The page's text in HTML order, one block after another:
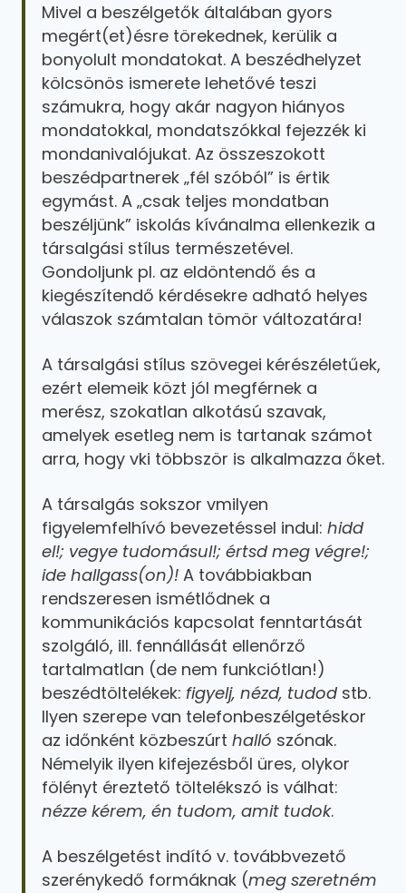
Mivel a beszélgetők általában gyors
megért(et)ésre törekednek, kerülik a
bonyolult mondatokat. A beszédhelyzet
kölcsönös ismerete lehetővé teszi
számukra, hogy akár nagyon hiányos
mondatokkal, mondatszókkal fejezzék ki
mondanivalójukat. Az összeszokott
beszédpartnerek „fél szóból” is értik
egymást. A „csak teljes mondatban
beszéljünk” iskolás kívánalma ellenkezik a
társalgási stílus természetével.
Gondoljunk pl. az eldöntendő és a
kiegészítendő kérdésekre adható helyes
válaszok számtalan tömör változatára!
A társalgási stílus szövegei kérészéletűek,
ezért elemeik közt jól megférnek a
merész, szokatlan alkotású szavak,
amelyek esetleg nem is tartanak számot
arra, hogy vki többször is alkalmazza őket.
A társalgás sokszor vmilyen
figyelemfelhívó bevezetéssel indul: hidd
el!; vegye tudomásul!; értsd meg végre!;
ide hallgass(on)! A továbbiakban
rendszeresen ismétlődnek a
kommunikációs kapcsolat fenntartását
szolgáló, ill. fennállását ellenőrző
tartalmatlan (de nem funkciótlan!)
beszédtöltelékek: figyelj, nézd, tudod stb.
Ilyen szerepe van telefonbeszélgetéskor
az időnként közbeszúrt halló szónak.
Némelyik ilyen kifejezésből üres, olykor
fölényt éreztető töltelékszó is válhat:
nézze kérem, én tudom, amit tudok.
A beszélgetést indító v. továbbvezető
szerénykedő formáknak (meg szeretném